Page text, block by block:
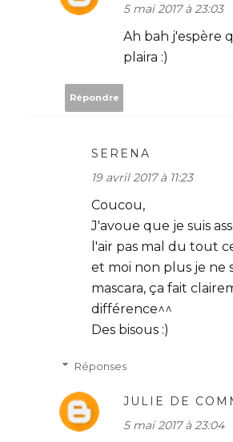
5 mai 2017 à 23:03
Ah bah j'espère
plaira :)
Répondre
SERENA
19 avril 2017 à 11:23
Coucou,
J'avoue que je suis
l'air pas mal du tout
et moi non plus je ne
mascara, ça fait
différence^^
Des bisous :)
Réponses
JULIE DE
5 mai 2017 à 23:04